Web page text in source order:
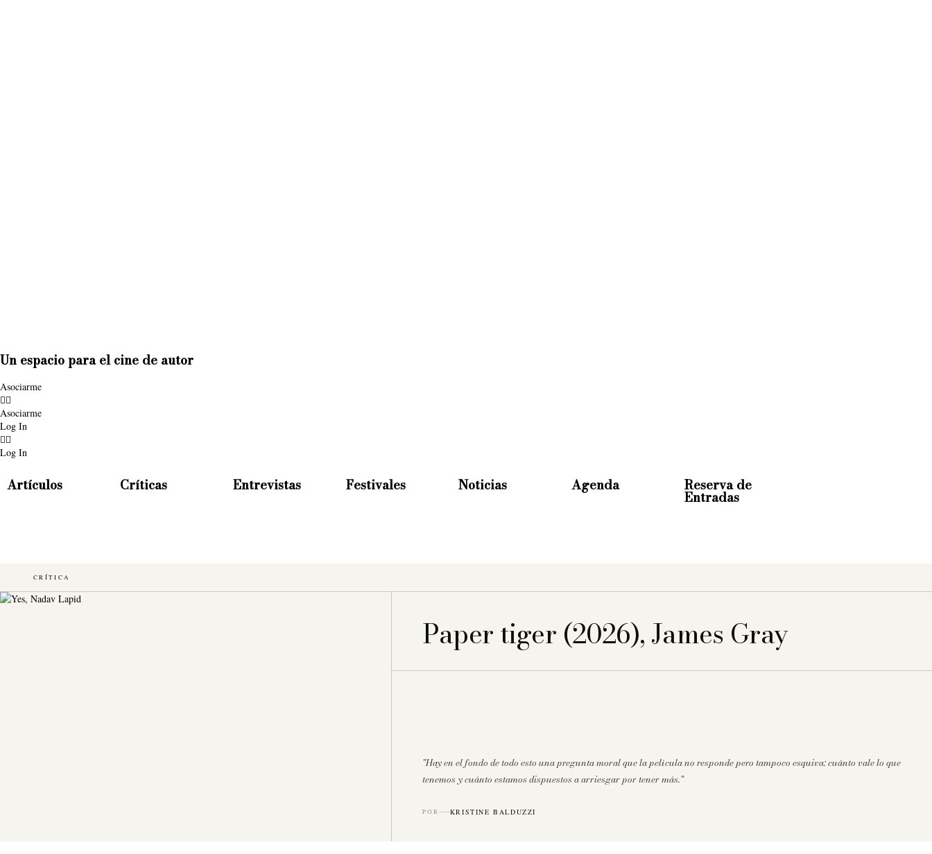
Un espacio para el cine de autor
Asociarme
Asociarme
Log In
Log In
Artículos Críticas Entrevistas Festivales Noticias Agenda Reserva de
Entradas
CRÍTICA
Paper tiger (2026), James Gray
"Hay en el fondo de todo esto una pregunta moral que la película no responde pero tampoco esquiva: cuánto vale lo que
tenemos y cuánto estamos dispuestos a arriesgar por tener más."
POR KRISTINE BALDUZZI